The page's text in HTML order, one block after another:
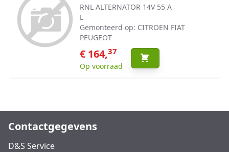
RNL ALTERNATOR 14V 55 A
L
Gemonteerd op: CITROEN FIAT
PEUGEOT
€ 164,37
Op voorraad
Contactgegevens
D&S Service